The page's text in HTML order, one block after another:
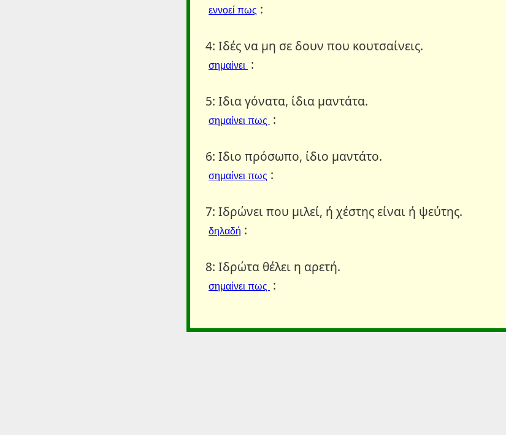
εννοεί πως :
4: Ιδές να μη σε δουν που κουτσαίνεις.
σημαίνει :
5: Ιδια γόνατα, ίδια μαντάτα.
σημαίνει πως :
6: Ιδιο πρόσωπο, ίδιο μαντάτο.
σημαίνει πως :
7: Ιδρώνει που μιλεί, ή χέστης είναι ή ψεύτης.
δηλαδή :
8: Ιδρώτα θέλει η αρετή.
σημαίνει πως :